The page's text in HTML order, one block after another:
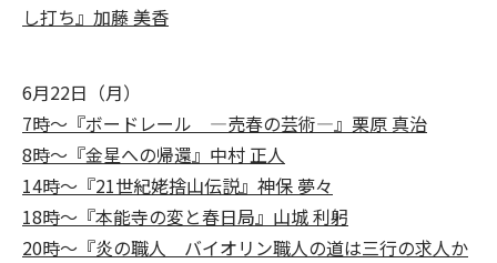
し打ち』加藤 美香
6月22日（月）
7時～『ボードレール ―売春の芸術―』栗原 真治
8時～『金星への帰還』中村 正人
14時～『21世紀姥捨山伝説』神保 夢々
18時～『本能寺の変と春日局』山城 利躬
20時～『炎の職人 バイオリン職人の道は三行の求人か